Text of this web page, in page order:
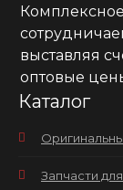
выставляя
оптовые
Каталог
Запчасти